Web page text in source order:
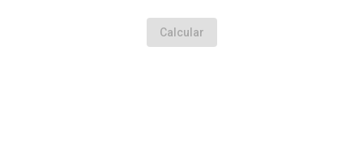
Calcular